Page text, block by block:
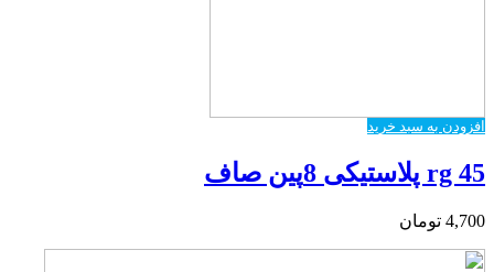
افزودن به سبد خرید
rg 45 پلاستیکی 8پین صاف
4,700 تومان